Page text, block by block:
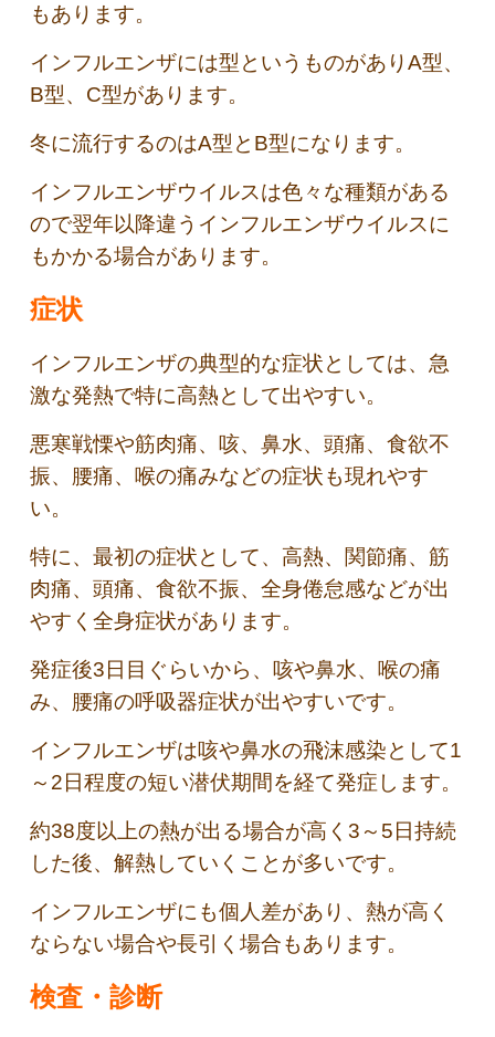
もあります。
インフルエンザには型というものがありA型、
B型、C型があります。
冬に流行するのはA型とB型になります。
インフルエンザウイルスは色々な種類がある
ので翌年以降違うインフルエンザウイルスに
もかかる場合があります。
症状
インフルエンザの典型的な症状としては、急
激な発熱で特に高熱として出やすい。
悪寒戦慄や筋肉痛、咳、鼻水、頭痛、食欲不
振、腰痛、喉の痛みなどの症状も現れやす
い。
特に、最初の症状として、高熱、関節痛、筋
肉痛、頭痛、食欲不振、全身倦怠感などが出
やすく全身症状があります。
発症後3日目ぐらいから、咳や鼻水、喉の痛
み、腰痛の呼吸器症状が出やすいです。
インフルエンザは咳や鼻水の飛沫感染として1
～2日程度の短い潜伏期間を経て発症します。
約38度以上の熱が出る場合が高く3～5日持続
した後、解熱していくことが多いです。
インフルエンザにも個人差があり、熱が高く
ならない場合や長引く場合もあります。
検査・診断